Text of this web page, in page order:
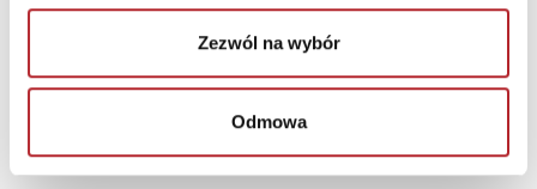
Zezwól na wybór
Odmowa